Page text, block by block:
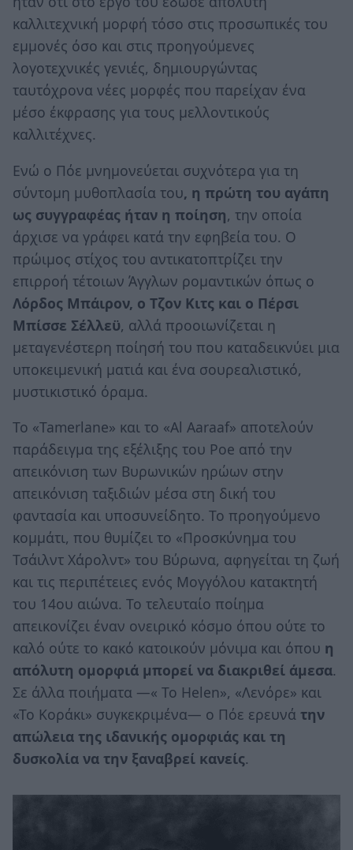
καλλιτεχνική μορφή τόσο στις προσωπικές του
εμμονές όσο και στις προηγούμενες
λογοτεχνικές γενιές, δημιουργώντας
ταυτόχρονα νέες μορφές που παρείχαν ένα
μέσο έκφρασης για τους μελλοντικούς
καλλιτέχνες.
Ενώ ο Πόε μνημονεύεται συχνότερα για τη
σύντομη μυθοπλασία του, η πρώτη του αγάπη
ως συγγραφέας ήταν η ποίηση, την οποία
άρχισε να γράφει κατά την εφηβεία του. Ο
πρώιμος στίχος του αντικατοπτρίζει την
επιρροή τέτοιων Άγγλων ρομαντικών όπως ο
Λόρδος Μπάιρον, ο Τζον Κιτς και ο Πέρσι
Μπίσσε Σέλλεϋ, αλλά προοιωνίζεται η
μεταγενέστερη ποίησή του που καταδεικνύει μια
υποκειμενική ματιά και ένα σουρεαλιστικό,
μυστικιστικό όραμα.
Το «Tamerlane» και το «Al Aaraaf» αποτελούν
παράδειγμα της εξέλιξης του Poe από την
απεικόνιση των Βυρωνικών ηρώων στην
απεικόνιση ταξιδιών μέσα στη δική του
φαντασία και υποσυνείδητο. Το προηγούμενο
κομμάτι, που θυμίζει το «Προσκύνημα του
Τσάιλντ Χάρολντ» του Βύρωνα, αφηγείται τη ζωή
και τις περιπέτειες ενός Μογγόλου κατακτητή
του 14ου αιώνα. Το τελευταίο ποίημα
απεικονίζει έναν ονειρικό κόσμο όπου ούτε το
καλό ούτε το κακό κατοικούν μόνιμα και όπου η
απόλυτη ομορφιά μπορεί να διακριθεί άμεσα.
Σε άλλα ποιήματα —« To Helen», «Λενόρε» και
«Το Κοράκι» συγκεκριμένα— ο Πόε ερευνά την
απώλεια της ιδανικής ομορφιάς και τη
δυσκολία να την ξαναβρεί κανείς.